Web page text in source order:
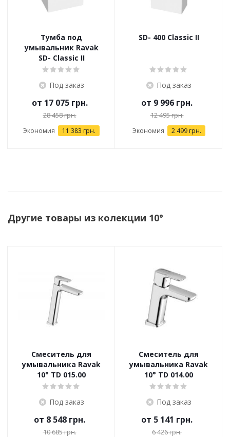
Тумба под
умывальник Ravak
SD- Classic II
Под заказ
от 17 075 грн.
28 458 грн.
Экономия 11 383 грн.
SD- 400 Classic II
Под заказ
от 9 996 грн.
12 495 грн.
Экономия 2 499 грн.
Другие товары из колекции 10°
Смеситель для
умывальника Ravak
10° TD 015.00
Под заказ
от 8 548 грн.
10 685 грн.
Смеситель для
умывальника Ravak
10° TD 014.00
Под заказ
от 5 141 грн.
6 426 грн.